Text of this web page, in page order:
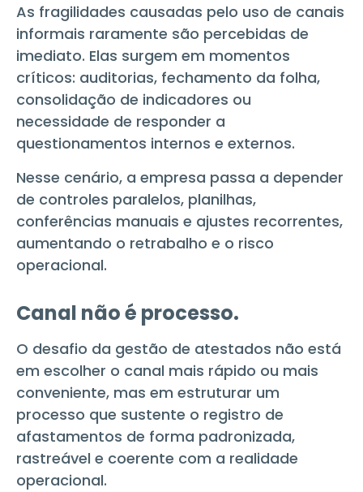
As fragilidades causadas pelo uso de canais
informais raramente são percebidas de
imediato. Elas surgem em momentos
críticos: auditorias, fechamento da folha,
consolidação de indicadores ou
necessidade de responder a
questionamentos internos e externos.
Nesse cenário, a empresa passa a depender
de controles paralelos, planilhas,
conferências manuais e ajustes recorrentes,
aumentando o retrabalho e o risco
operacional.
Canal não é processo.
O desafio da gestão de atestados não está
em escolher o canal mais rápido ou mais
conveniente, mas em estruturar um
processo que sustente o registro de
afastamentos de forma padronizada,
rastreável e coerente com a realidade
operacional.